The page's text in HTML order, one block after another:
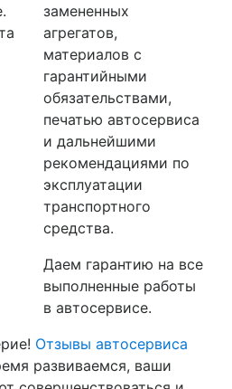
замененных
агрегатов,
материалов с
гарантийными
обязательствами,
печатью автосервиса
и дальнейшими
рекомендациями по
эксплуатации
транспортного
средства.
Даем гарантию на все
выполненные работы
в автосервисе.
Отзывы автосервиса
развиваемся, ваши